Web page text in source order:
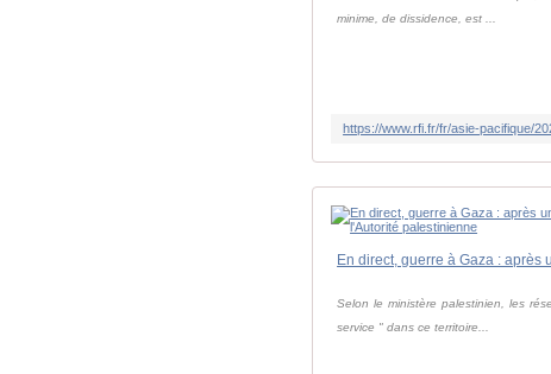
minime, de dissidence, est ...
Selon le ministère palestinien, les
service " dans ce territoire...